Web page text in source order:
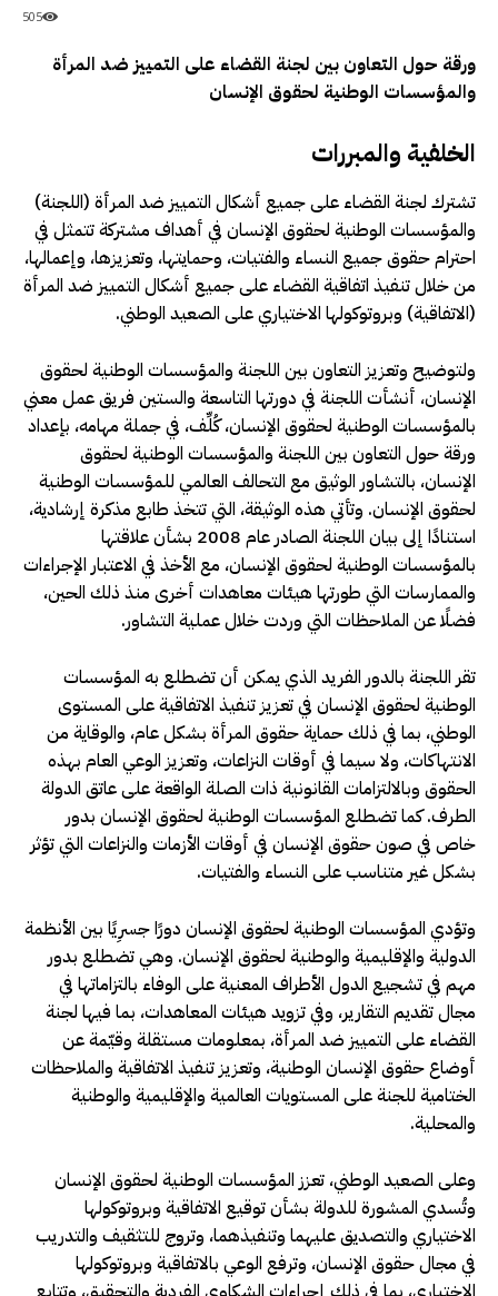
505
ورقة حول التعاون بين لجنة القضاء على التمييز ضد المرأة
والمؤسسات الوطنية لحقوق الإنسان
الخلفية والمبررات
تشترك لجنة القضاء على جميع أشكال التمييز ضد المرأة (اللجنة)
والمؤسسات الوطنية لحقوق الإنسان في أهداف مشتركة تتمثل في
احترام حقوق جميع النساء والفتيات، وحمايتها، وتعزيزها، وإعمالها،
من خلال تنفيذ اتفاقية القضاء على جميع أشكال التمييز ضد المرأة
(الاتفاقية) وبروتوكولها الاختياري على الصعيد الوطني.
ولتوضيح وتعزيز التعاون بين اللجنة والمؤسسات الوطنية لحقوق
الإنسان، أنشأت اللجنة في دورتها التاسعة والستين فريق عمل معني
بالمؤسسات الوطنية لحقوق الإنسان، كُلِّف، في جملة مهامه، بإعداد
ورقة حول التعاون بين اللجنة والمؤسسات الوطنية لحقوق
الإنسان، بالتشاور الوثيق مع التحالف العالمي للمؤسسات الوطنية
لحقوق الإنسان. وتأتي هذه الوثيقة، التي تتخذ طابع مذكرة إرشادية،
استنادًا إلى بيان اللجنة الصادر عام 2008 بشأن علاقتها
بالمؤسسات الوطنية لحقوق الإنسان، مع الأخذ في الاعتبار الإجراءات
والممارسات التي طورتها هيئات معاهدات أخرى منذ ذلك الحين،
فضلًا عن الملاحظات التي وردت خلال عملية التشاور.
تقر اللجنة بالدور الفريد الذي يمكن أن تضطلع به المؤسسات
الوطنية لحقوق الإنسان في تعزيز تنفيذ الاتفاقية على المستوى
الوطني، بما في ذلك حماية حقوق المرأة بشكل عام، والوقاية من
الانتهاكات، ولا سيما في أوقات النزاعات، وتعزيز الوعي العام بهذه
الحقوق وبالالتزامات القانونية ذات الصلة الواقعة على عاتق الدولة
الطرف. كما تضطلع المؤسسات الوطنية لحقوق الإنسان بدور
خاص في صون حقوق الإنسان في أوقات الأزمات والنزاعات التي تؤثر
بشكل غير متناسب على النساء والفتيات.
وتؤدي المؤسسات الوطنية لحقوق الإنسان دورًا جسرِيًا بين الأنظمة
الدولية والإقليمية والوطنية لحقوق الإنسان. وهي تضطلع بدور
مهم في تشجيع الدول الأطراف المعنية على الوفاء بالتزاماتها في
مجال تقديم التقارير، وفي تزويد هيئات المعاهدات، بما فيها لجنة
القضاء على التمييز ضد المرأة، بمعلومات مستقلة وقيّمة عن
أوضاع حقوق الإنسان الوطنية، وتعزيز تنفيذ الاتفاقية والملاحظات
الختامية للجنة على المستويات العالمية والإقليمية والوطنية
والمحلية.
وعلى الصعيد الوطني، تعزز المؤسسات الوطنية لحقوق الإنسان
وتُسدي المشورة للدولة بشأن توقيع الاتفاقية وبروتوكولها
الاختياري والتصديق عليهما وتنفيذهما، وتروج للتثقيف والتدريب
في مجال حقوق الإنسان، وترفع الوعي بالاتفاقية وبروتوكولها